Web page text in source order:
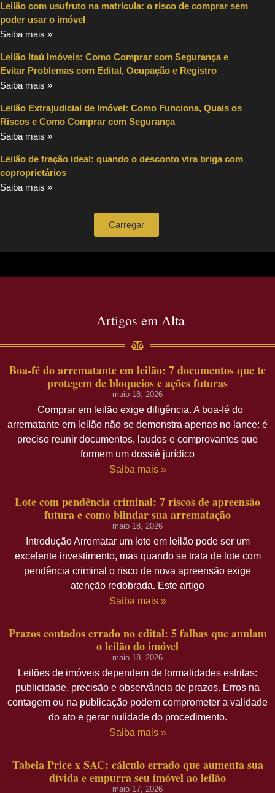
Leilão com usufruto na matrícula: o risco de comprar sem
poder usar o imóvel
Saiba mais »
Leilão Itaú Imóveis: Como Comprar com Segurança e
Evitar Problemas com Edital, Ocupação e Registro
Saiba mais »
Leilão Extrajudicial de Imóvel: Como Funciona, Quais os
Riscos e Como Comprar com Segurança
Saiba mais »
Leilão de fração ideal: quando o desconto vira briga com
coproprietários
Saiba mais »
Carregar
Artigos em Alta
Boa-fé do arrematante em leilão: 7 documentos que te
protegem de bloqueios e ações futuras
maio 18, 2026
Comprar em leilão exige diligência. A boa-fé do
arrematante em leilão não se demonstra apenas no lance: é
preciso reunir documentos, laudos e comprovantes que
formem um dossiê jurídico
Saiba mais »
Lote com pendência criminal: 7 riscos de apreensão
futura e como blindar sua arrematação
maio 18, 2026
Introdução Arrematar um lote em leilão pode ser um
excelente investimento, mas quando se trata de lote com
pendência criminal o risco de nova apreensão exige
atenção redobrada. Este artigo
Saiba mais »
Prazos contados errado no edital: 5 falhas que anulam
o leilão do imóvel
maio 18, 2026
Leilões de imóveis dependem de formalidades estritas:
publicidade, precisão e observância de prazos. Erros na
contagem ou na publicação podem comprometer a validade
do ato e gerar nulidade do procedimento.
Saiba mais »
Tabela Price x SAC: cálculo errado que aumenta sua
dívida e empurra seu imóvel ao leilão
maio 17, 2026